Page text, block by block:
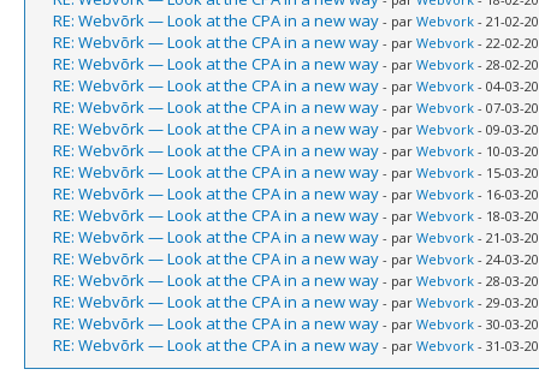
RE: Webvõrk — Look at the CPA in a new way - par Webvork - 21-02-
RE: Webvõrk — Look at the CPA in a new way - par Webvork - 22-02-
RE: Webvõrk — Look at the CPA in a new way - par Webvork - 28-02-
RE: Webvõrk — Look at the CPA in a new way - par Webvork - 04-03-
RE: Webvõrk — Look at the CPA in a new way - par Webvork - 07-03-
RE: Webvõrk — Look at the CPA in a new way - par Webvork - 09-03-
RE: Webvõrk — Look at the CPA in a new way - par Webvork - 10-03-
RE: Webvõrk — Look at the CPA in a new way - par Webvork - 15-03-
RE: Webvõrk — Look at the CPA in a new way - par Webvork - 16-03-
RE: Webvõrk — Look at the CPA in a new way - par Webvork - 18-03-
RE: Webvõrk — Look at the CPA in a new way - par Webvork - 21-03-
RE: Webvõrk — Look at the CPA in a new way - par Webvork - 24-03-
RE: Webvõrk — Look at the CPA in a new way - par Webvork - 28-03-
RE: Webvõrk — Look at the CPA in a new way - par Webvork - 29-03-
RE: Webvõrk — Look at the CPA in a new way - par Webvork - 30-03-
RE: Webvõrk — Look at the CPA in a new way - par Webvork - 31-03-